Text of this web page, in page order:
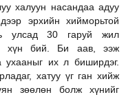
халуун насандаа адуу
эрхийн хийморьтой
улсад 30 гаруй жил
хүн бий. Би аав, ээж
ухааныг их л биширдэг.
хатуу үг ган хийж
зөөлөн болж хүнийг